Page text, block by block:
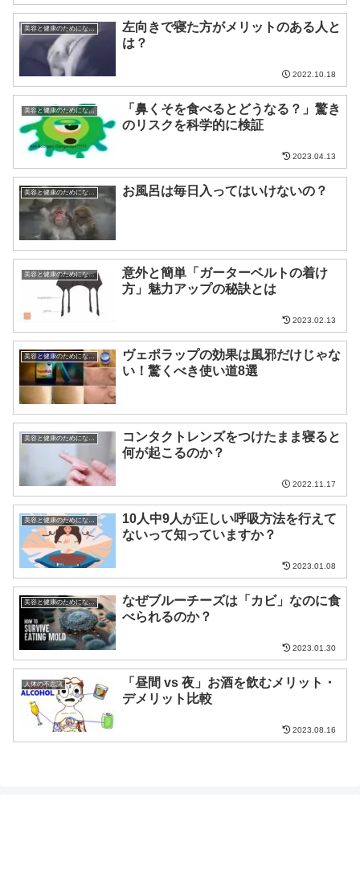
美容と健康のためになる話
左向きで寝た方がメリットのある人と
は？
2022.10.18
美容と健康のためになる話
「鼻くそを食べるとどうなる？」驚き
のリスクを科学的に検証
2023.04.13
美容と健康のためになる話 お風呂は毎日入ってはいけないの？
美容と健康のためになる話
意外と簡単「ガーターベルトの着け
方」魅力アップの秘訣とは
2023.02.13
美容と健康のためになる話
ヴェポラップの効果は風邪だけじゃな
い！驚くべき使い道8選
美容と健康のためになる話
コンタクトレンズをつけたまま寝ると
何が起こるのか？
2022.11.17
美容と健康のためになる話
10人中9人が正しい呼吸方法を行えて
ないって知っていますか？
2023.01.08
美容と健康のためになる話
なぜブルーチーズは「カビ」なのに食
べられるのか？
2023.01.30
人体の不思議
「昼間 vs 夜」お酒を飲むメリット・
デメリット比較
2023.08.16